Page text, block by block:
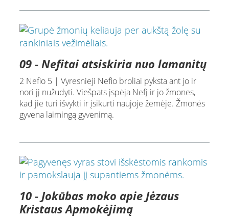
09 - Nefitai atsiskiria nuo lamanitų
2 Nefio 5 | Vyresnieji Nefio broliai pyksta ant jo ir
nori jį nužudyti. Viešpats įspėja Nefį ir jo žmones,
kad jie turi išvykti ir įsikurti naujoje žemėje. Žmonės
gyvena laimingą gyvenimą.
10 - Jokūbas moko apie Jėzaus
Kristaus Apmokėjimą